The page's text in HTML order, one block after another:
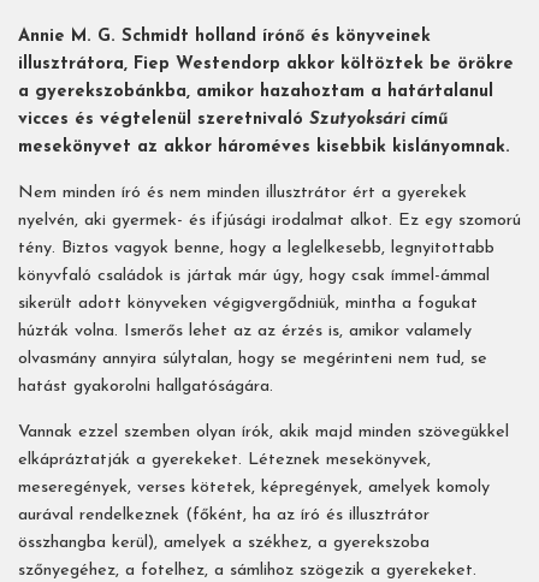
Annie M. G. Schmidt holland írónő és könyveinek
illusztrátora, Fiep Westendorp akkor költöztek be örökre
a gyerekszobánkba, amikor hazahoztam a határtalanul
vicces és végtelenül szeretnivaló Szutyoksári című
mesekönyvet az akkor hároméves kisebbik kislányomnak.
Nem minden író és nem minden illusztrátor ért a gyerekek
nyelvén, aki gyermek- és ifjúsági irodalmat alkot. Ez egy szomorú
tény. Biztos vagyok benne, hogy a leglelkesebb, legnyitottabb
könyvfaló családok is jártak már úgy, hogy csak ímmel-ámmal
sikerült adott könyveken végigvergődniük, mintha a fogukat
húzták volna. Ismerős lehet az az érzés is, amikor valamely
olvasmány annyira súlytalan, hogy se megérinteni nem tud, se
hatást gyakorolni hallgatóságára.
Vannak ezzel szemben olyan írók, akik majd minden szövegükkel
elkápráztatják a gyerekeket. Léteznek mesekönyvek,
meseregények, verses kötetek, képregények, amelyek komoly
aurával rendelkeznek (főként, ha az író és illusztrátor
összhangba kerül), amelyek a székhez, a gyerekszoba
szőnyegéhez, a fotelhez, a sámlihoz szögezik a gyerekeket.